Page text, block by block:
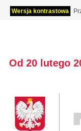
Wersja kontrastowa
Od 20 lutego